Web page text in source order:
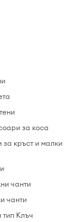
за коса
за кръст и малки
чанти
чанти
тип Клъч